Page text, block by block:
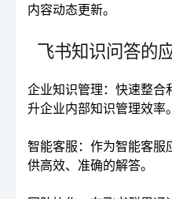
内容动态更新。
飞书知识问答的
企业知识管理：快速整合
升企业内部知识管理效率。
智能客服：作为智能客服
供高效、准确的解答。